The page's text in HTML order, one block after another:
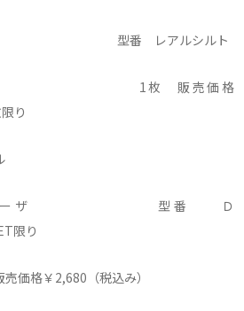
イ 型番 レアルシルト
込み） 1枚 販売価格
り
ィフューザ 型番 Ｄ
り
価格￥2,680（税込み）